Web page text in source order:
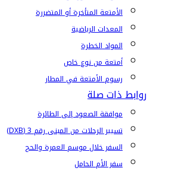
الأمتعة المتأخرة أو المتضررة
المعدات الرياضية
المواد الخطرة
أمتعة من نوع خاص
رسوم الأمتعة في المطار
روابط ذات صلة
موافقة الصعود إلى الطائرة
تسيير الرحلات من المبنى رقم 3 (DXB)
السفر خلال موسم العمرة والحج
سفر الأم الحامل